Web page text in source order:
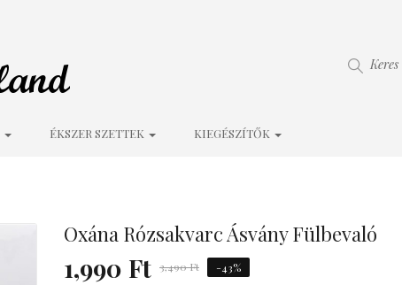
Keres
ÉKSZER SZETTEK KIEGÉSZÍTŐK
Oxána Rózsakvarc Ásvány Fülbevaló
1,990 Ft 3,490 Ft -43%